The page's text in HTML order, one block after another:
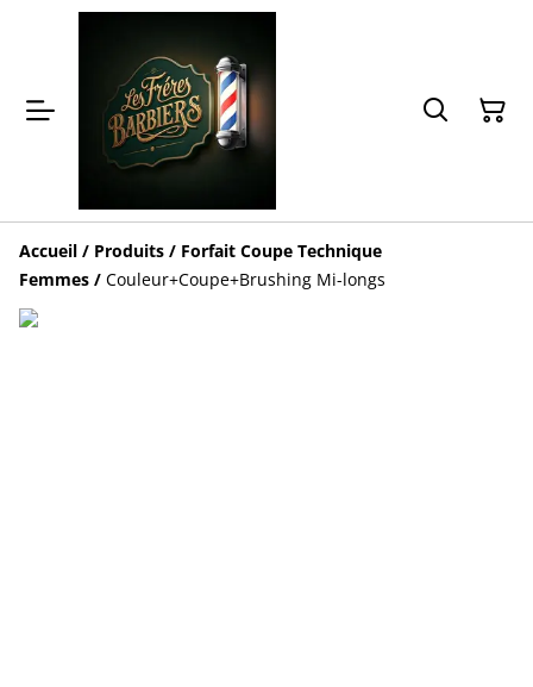
Accueil / Produits / Forfait Coupe Technique
Femmes / Couleur+Coupe+Brushing Mi-longs